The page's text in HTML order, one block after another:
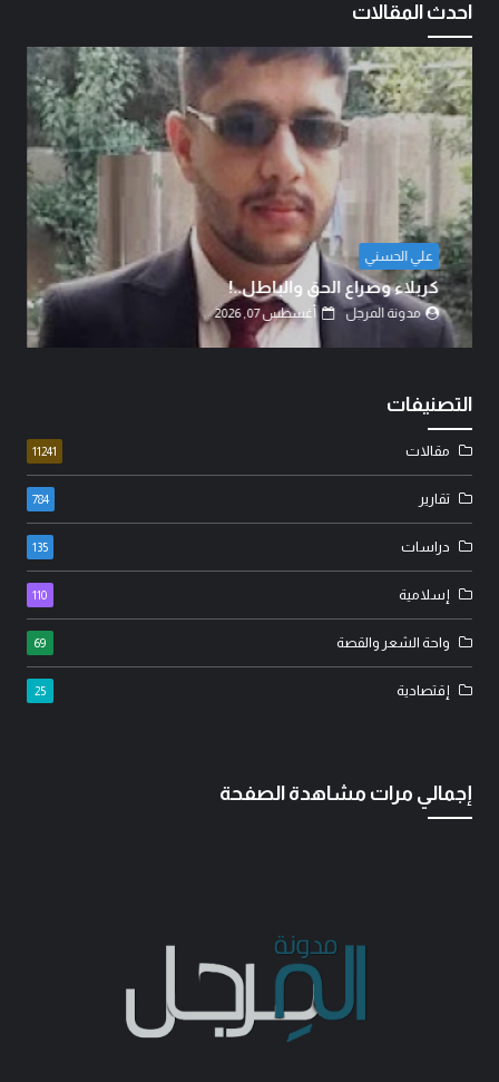
احدث المقالات
الشيخ الدكتور عبد الرضا البهادلي
دماءُ أبنائنا ليست رخيصة..!
مدونة المرجل أغسطس 07, 2026
التصنيفات
مقالات 11241
تقارير 784
دراسات 135
إسلامية 110
واحة الشعر والقصة 69
إقتصادية 25
إجمالي مرات مشاهدة الصفحة